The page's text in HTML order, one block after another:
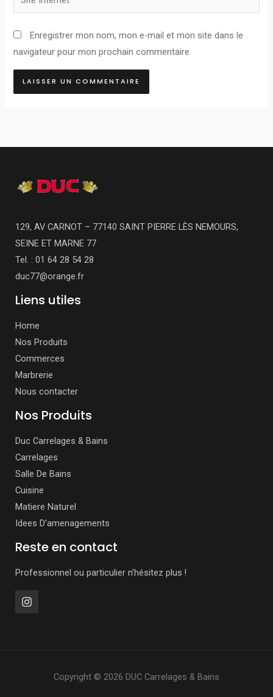
Internet
Enregistrer mon nom, mon e-mail et mon site dans le
navigateur pour mon prochain commentaire.
129, AV CARNOT – 77140 SAINT PIERRE LÈS NEMOURS,
SEINE ET MARNE 77
Tel. : 01 64 28 54 28
duc77@orange.fr
Liens utiles
Home
Nos Produits
Commerces
Marbrerie
Nous contacter
Nos Produits
Duc Carrelages & Bains
Carrelages
Salle De Bains
Cuisine
Matiere Naturel
Idees D’amenagements
Reste en contact
Professionnel ou particulier n’hésitez plus !
Copyright © 2026 DUC Carrelages & Bains